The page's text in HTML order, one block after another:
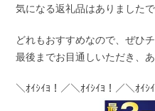
気になる返礼品はありました
どれもおすすめなので、ぜひ
最後までお目通しいただき、
＼ｵｲｼｲﾖ！／＼ｵｲｼｲﾖ！／＼ｵｲｼ